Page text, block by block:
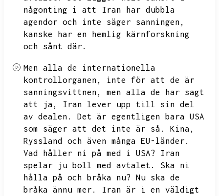
någonting i att Iran har dubbla
agendor och inte säger sanningen,
kanske har en hemlig kärnforskning
och sånt där.
Men alla de internationella
kontrollorganen,
inte för att de är
sanningsvittnen,
men alla de har sagt
att ja,
Iran lever upp till sin del
av dealen.
Det är egentligen bara USA
som säger att det inte är så.
Kina,
Ryssland och även många EU-länder.
Vad håller ni på med i USA?
Iran
spelar ju boll med avtalet.
Ska ni
hålla på och bråka nu? Nu ska de
bråka ännu mer.
Iran är i en väldigt